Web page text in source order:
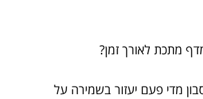
מדי פעם יעזור בשמירה על